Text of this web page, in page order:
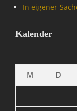
t
In eigener
Kalender
M
D